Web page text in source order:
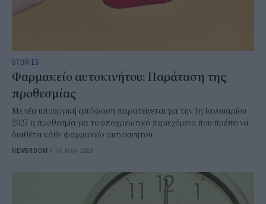
STORIES
Φαρμακείο αυτοκινήτου: Παράταση της
προθεσμίας
Με νέα υπουργική απόφαση παρατείνεται για την 1η Ιανουαρίου
2027 η προθεσμία για το υποχρεωτικό περιεχόμενο που πρέπει να
διαθέτει κάθε φαρμακείο αυτοκινήτου.
NEWSROOM / 16 Ιουν 2026